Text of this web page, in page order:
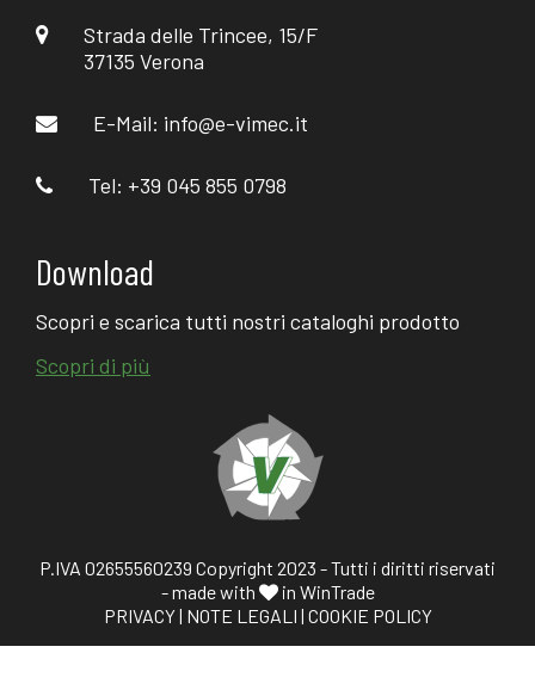
Strada delle Trincee, 15/F
37135 Verona
E-Mail: info@e-vimec.it
Tel: +39 045 855 0798
Download
Scopri e scarica tutti nostri cataloghi prodotto
Scopri di più
P.IVA 02655560239 Copyright 2023 - Tutti i diritti riservati
- made with
in WinTrade
PRIVACY| NOTE LEGALI | COOKIE POLICY